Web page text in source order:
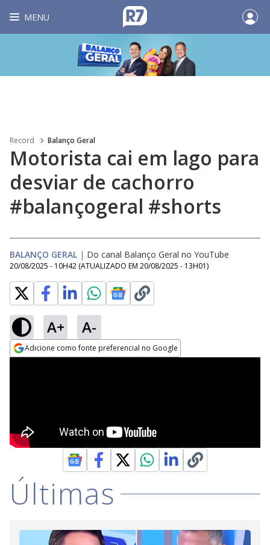
MENU
Record Balanço Geral
Motorista cai em lago para
desviar de cachorro
#balançogeral #shorts
BALANÇO GERAL | Do canal Balanço Geral no YouTube
20/08/2025 - 10H42 (ATUALIZADO EM 20/08/2025 - 13H01)
A+ A-
Adicione como fonte preferencial no Google
Últimas